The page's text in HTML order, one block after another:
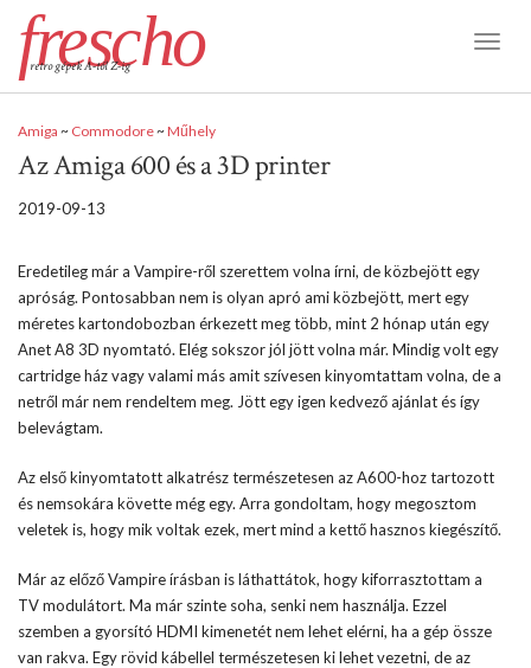
frescho
retro gépek A-tól Z-ig
Amiga ~ Commodore~Műhely
Az Amiga 600 és a 3D printer
2019-09-13
Eredetileg már a Vampire-ről szerettem volna írni, de közbejött egy
apróság. Pontosabban nem is olyan apró ami közbejött, mert egy
méretes kartondobozban érkezett meg több, mint 2 hónap után egy
Anet A8 3D nyomtató. Elég sokszor jól jött volna már. Mindig volt egy
cartridge ház vagy valami más amit szívesen kinyomtattam volna, de a
netről már nem rendeltem meg. Jött egy igen kedvező ajánlat és így
belevágtam.
Az első kinyomtatott alkatrész természetesen az A600-hoz tartozott
és nemsokára követte még egy. Arra gondoltam, hogy megosztom
veletek is, hogy mik voltak ezek, mert mind a kettő hasznos kiegészítő.
Már az előző Vampire írásban is láthattátok, hogy kiforrasztottam a
TV modulátort. Ma már szinte soha, senki nem használja. Ezzel
szemben a gyorsító HDMI kimenetét nem lehet elérni, ha a gép össze
van rakva. Egy rövid kábellel természetesen ki lehet vezetni, de az